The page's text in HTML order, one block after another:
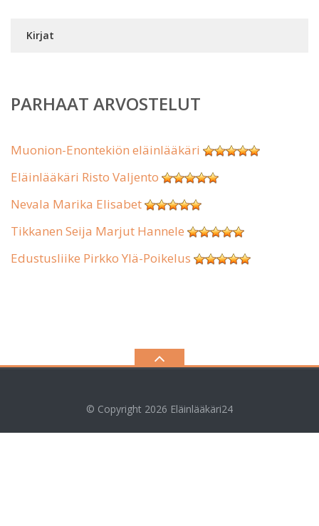
Kirjat
PARHAAT ARVOSTELUT
Muonion-Enontekiön eläinlääkäri
Eläinlääkäri Risto Valjento
Nevala Marika Elisabet
Tikkanen Seija Marjut Hannele
Edustusliike Pirkko Ylä-Poikelus
© Copyright 2026 Eläinlääkäri24